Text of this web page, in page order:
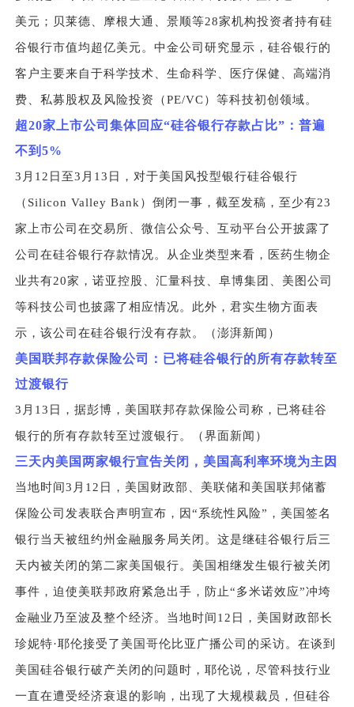
美元；贝莱德、摩根大通、景顺等28家机构投资者持有硅
谷银行市值均超亿美元。中金公司研究显示，硅谷银行的
客户主要来自于科学技术、生命科学、医疗保健、高端消
费、私募股权及风险投资（PE/VC）等科技初创领域。
超20家上市公司集体回应“硅谷银行存款占比”：普遍
不到5%
3 月12日至3月13日，对于美国风投型银行硅谷银行
（Silicon Valley Bank）倒闭一事，截至发稿，至少有23
家上市公司在交易所、微信公众号、互动平台公开披露了
公司在硅谷银行存款情况。从企业类型来看，医药生物企
业共有20家，诺亚控股、汇量科技、阜博集团、美图公司
等科技公司也披露了相应情况。此外，君实生物方面表
示，该公司在硅谷银行没有存款。（澎湃新闻）
美国联邦存款保险公司：已将硅谷银行的所有存款转至
过渡银行
3 月13日，据彭博，美国联邦存款保险公司称，已将硅谷
银行的所有存款转至过渡银行。（界面新闻）
三天内美国两家银行宣告关闭，美国高利率环境为主因
当地时间3月12日，美国财政部、美联储和美国联邦储蓄
保险公司发表联合声明宣布，因“系统性风险”，美国签名
银行当天被纽约州金融服务局关闭。这是继硅谷银行后三
天内被关闭的第二家美国银行。美国相继发生银行被关闭
事件，迫使美联邦政府紧急出手，防止“多米诺效应”冲垮
金融业乃至波及整个经济。当地时间12日，美国财政部长
珍妮特·耶伦接受了美国哥伦比亚广播公司的采访。在谈到
美国硅谷银行破产关闭的问题时，耶伦说，尽管科技行业
一直在遭受经济衰退的影响，出现了大规模裁员，但硅谷